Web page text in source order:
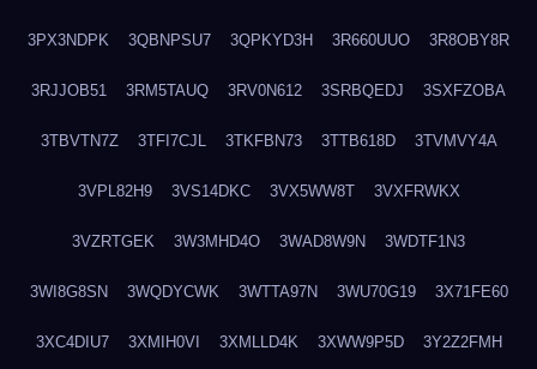
3PX3NDPK 3QBNPSU7 3QPKYD3H 3R660UUO 3R8OBY8R
3RJJOB51 3RM5TAUQ 3RV0N612 3SRBQEDJ 3SXFZOBA
3TBVTN7Z 3TFI7CJL 3TKFBN73 3TTB618D 3TVMVY4A
3VPL82H9 3VS14DKC 3VX5WW8T 3VXFRWKX
3VZRTGEK 3W3MHD4O 3WAD8W9N 3WDTF1N3
3WI8G8SN 3WQDYCWK 3WTTA97N 3WU70G19 3X71FE60
3XC4DIU7 3XMIH0VI 3XMLLD4K 3XWW9P5D 3Y2Z2FMH